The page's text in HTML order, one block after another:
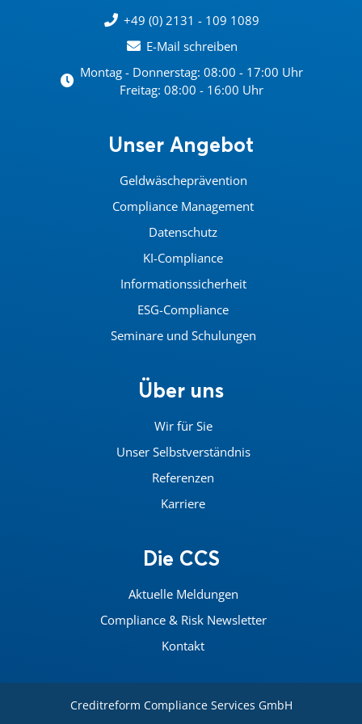
+49 (0) 2131 - 109 1089
E-Mail schreiben
Montag - Donnerstag: 08:00 - 17:00 Uhr
Freitag: 08:00 - 16:00 Uhr
Unser Angebot
Geldwäscheprävention
Compliance Management
Datenschutz
KI-Compliance
Informationssicherheit
ESG-Compliance
Seminare und Schulungen
Über uns
Wir für Sie
Unser Selbstverständnis
Referenzen
Karriere
Die CCS
Aktuelle Meldungen
Compliance & Risk Newsletter
Kontakt
Creditreform Compliance Services GmbH